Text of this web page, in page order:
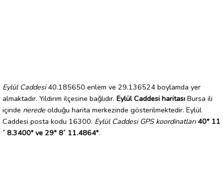
Eylül Caddesi40.185650 enlem ve 29.136524 boylamda yer
almaktadır. Yıldırım ilçesine bağlıdır. Eylül Caddesi haritası Bursa ili
içinde nerede olduğu harita merkezinde gösterilmektedir. Eylül
Caddesi posta kodu 16300. Eylül Caddesi GPS koordinatları 40° 11
´ 8.3400" ve 29° 8´ 11.4864".